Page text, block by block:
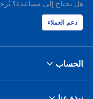
هل تحتاج إلى مساعدة؟
دعم العملاء
الحساب